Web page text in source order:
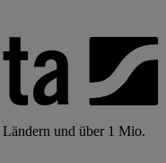
und über 1 Mio.